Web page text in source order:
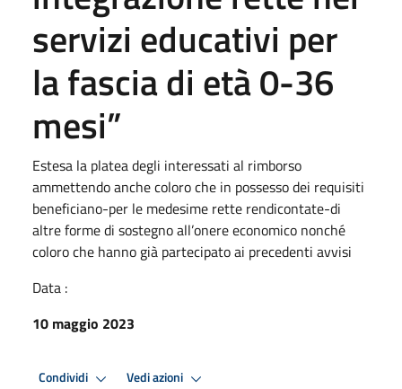
servizi educativi per
la fascia di età 0-36
mesi”
Estesa la platea degli interessati al rimborso
ammettendo anche coloro che in possesso dei requisiti
beneficiano-per le medesime rette rendicontate-di
altre forme di sostegno all’onere economico nonché
coloro che hanno già partecipato ai precedenti avvisi
Data :
10 maggio 2023
Condividi Vedi azioni